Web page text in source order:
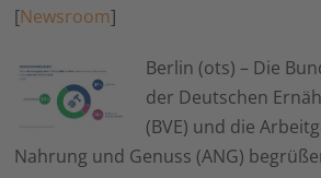
[Newsroom]
Berlin (ots) – Die
der Deutschen
(BVE) und die
Nahrung und Genuss (ANG)